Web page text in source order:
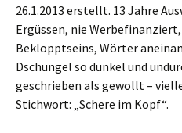
26.1.2013 erstellt. 13 Jahre
Ergüssen, nie
Beklopptseins, Wörter
Dschungel so dunkel und
geschrieben als gewollt –
Stichwort: „Schere im Kopf“.